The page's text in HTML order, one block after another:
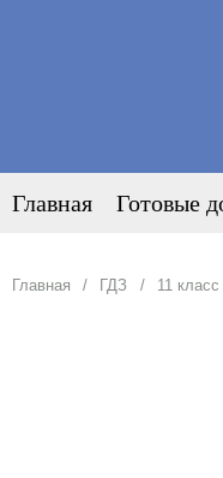
Главная Готовые
Главная ГДЗ 11 класс